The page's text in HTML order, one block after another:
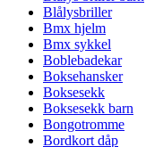
Blålysbriller
Bmx hjelm
Bmx sykkel
Boblebadekar
Boksehansker
Boksesekk
Boksesekk barn
Bongotromme
Bordkort dåp